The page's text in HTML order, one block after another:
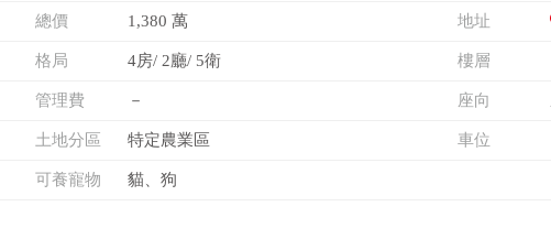
總價 1,380 萬 地址
格局 4房/ 2廳/ 5衛 樓層
管理費 － 座向
土地分區 特定農業區 車位
可養寵物 貓、狗